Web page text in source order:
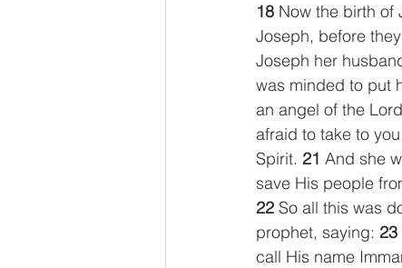
18 Now the birth of
Joseph, before
Joseph her
was minded to put
an angel of the
afraid to take to
Spirit. 21 And she
save His people
22 So all this was
prophet, saying: 23
call His name